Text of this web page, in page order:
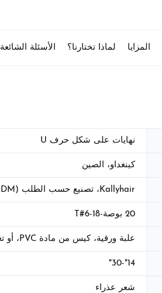
المزايا لماذا تختارنا؟ الأسئلة الشائعة
نهايات على شكل حرف U
كينغداو، الصين
Kallyhair، تصنيع حسب الطلب (OEM/ODM)
20 بوصة-T#6-18
علبة ورقية، كيس من مادة PVC، أو تغليف مخصص
14"-30"
شعر عذراء